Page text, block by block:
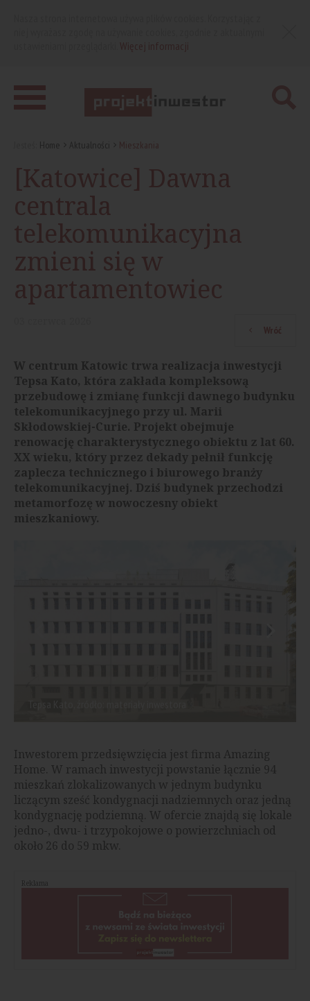
Home Aktualności Mieszkania
[Katowice] Dawna
centrala
telekomunikacyjna
zmieni się w
apartamentowiec
Wróć
W centrum Katowic trwa realizacja inwestycji
Tepsa Kato, która zakłada kompleksową
przebudowę i zmianę funkcji dawnego budynku
telekomunikacyjnego przy ul. Marii
Skłodowskiej-Curie. Projekt obejmuje
renowację charakterystycznego obiektu z lat 60.
XX wieku, który przez dekady pełnił funkcję
zaplecza technicznego i biurowego branży
telekomunikacyjnej. Dziś budynek przechodzi
metamorfozę w nowoczesny obiekt
mieszkaniowy.
Inwestorem przedsięwzięcia jest firma Amazing
Home. W ramach inwestycji powstanie łącznie 94
mieszkań zlokalizowanych w jednym budynku
liczącym sześć kondygnacji nadziemnych oraz jedną
kondygnację podziemną. W ofercie znajdą się lokale
jedno-, dwu- i trzypokojowe o powierzchniach od
około 26 do 59 mkw.
Reklama